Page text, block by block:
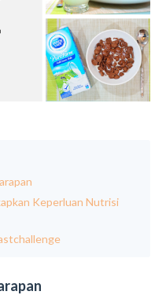
Keperluan Nutrisi